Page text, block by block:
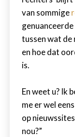
van sommige
tussen wat
en hoe dat
is.
En weet u? Ik
me er wel
op
nou?”